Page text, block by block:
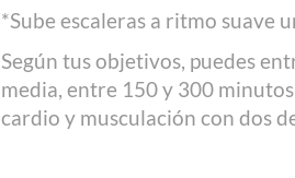
*Sube escaleras a ritmo suave
Según tus objetivos, puedes
media, entre 150 y 300
cardio y musculación con dos